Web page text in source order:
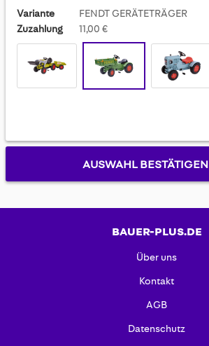
Variante
FENDT GERÄTETRÄGER
Zuzahlung
11,00 €
AUSWAHL BESTÄTIGEN
BAUER-PLUS.DE
Über uns
Kontakt
AGB
Datenschutz